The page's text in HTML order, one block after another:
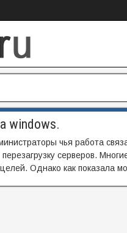
windows.
чья работа
серверов.
Однако как показала